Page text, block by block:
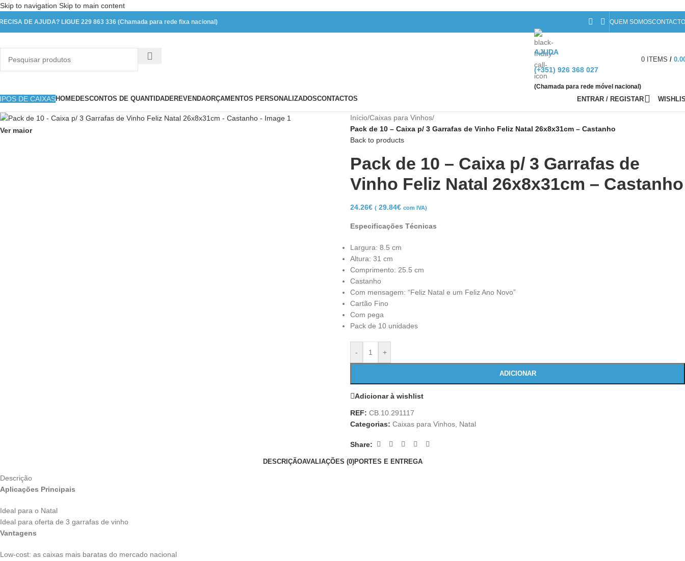
Skip to navigation Skip to main content
DE AJUDA? LIGUE 229 863 336 (Chamada para rede fixa nacional) QUEM SOMOS
AJUDA
(+351) 926 368 027
(Chamada para rede móvel nacional)
0 ITEMS /
DE CAIXASHOMEDESCONTOS DE QUANTIDADEREVENDAORÇAMENTOS PERSONALIZADOSCONTACTOS ENTRAR / REGISTAR
Ver maior
Início/Caixas para Vinhos/
Pack de 10 – Caixa p/ 3 Garrafas de Vinho Feliz Natal 26x8x31cm – Castanho
Back to products
Pack de 10 – Caixa p/ 3 Garrafas de
Vinho Feliz Natal 26x8x31cm – Castanho
24.26€ ( 29.84€ com IVA)
Especificações Técnicas
Largura: 8.5 cm
Altura: 31 cm
Comprimento: 25.5 cm
Castanho
Com mensagem: “Feliz Natal e um Feliz Ano Novo”
Cartão Fino
Com pega​​
Pack de 10 unidades
- +
ADICIONAR
Adicionar à wishlist
REF: CB.10.291117
Categorias: Caixas para Vinhos Natal
Share:
DESCRIÇÃOAVALIAÇÕES (0)PORTES E ENTREGA
Descrição
Aplicações Principais
Ideal para o Natal
Ideal para oferta de 3 garrafas de vinho
Vantagens
Low-cost: as caixas mais baratas do mercado nacional